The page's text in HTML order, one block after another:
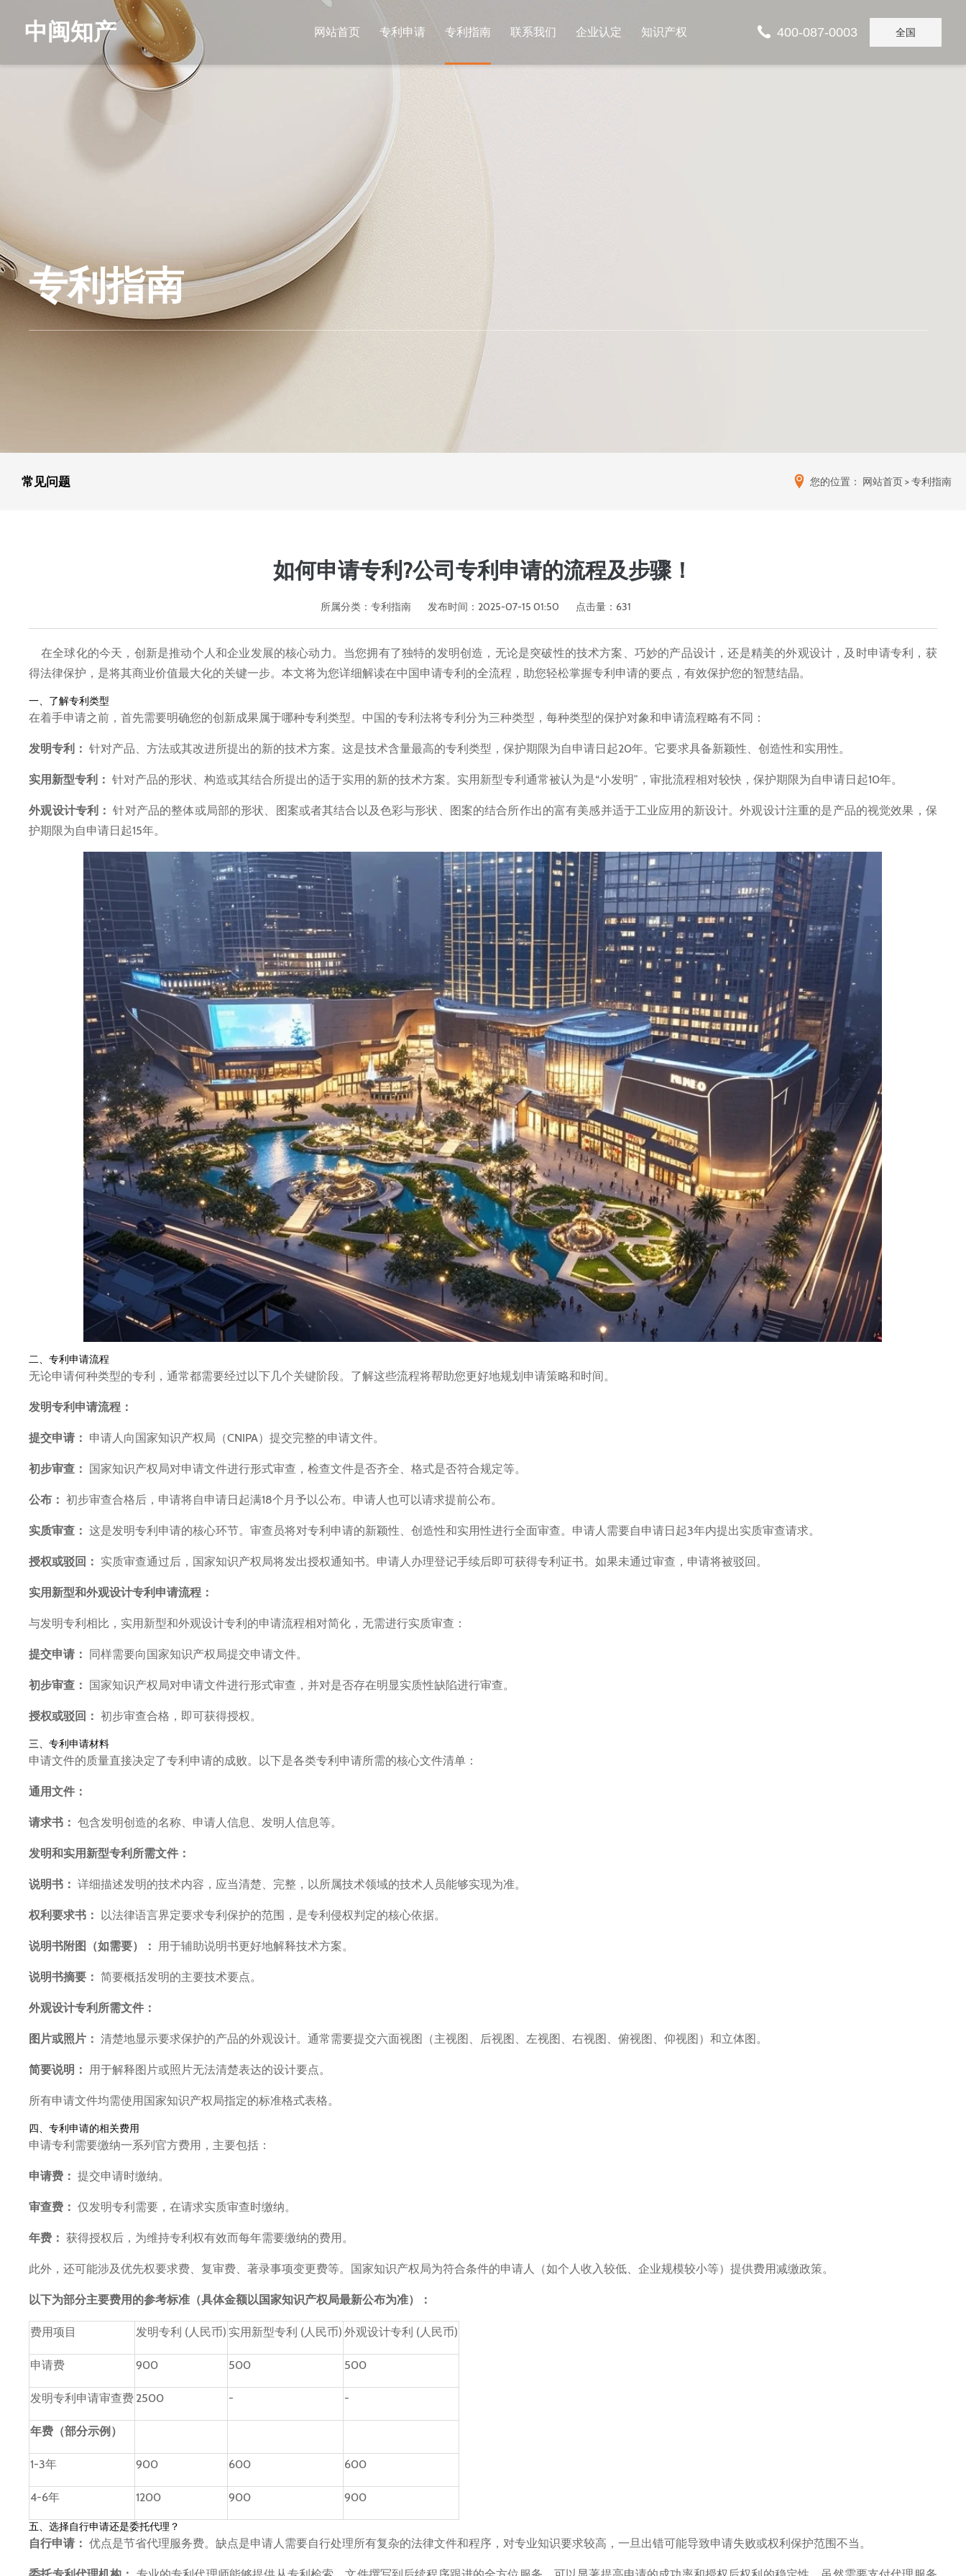
中闽知产 网站首页 专利申请 专利指南 联系我们 企业认定 知识产权 400-087-0003 全国
专利指南
常见问题 您的位置： 网站首页>专利指南
如何申请专利?公司专利申请的流程及步骤！
所属分类： 专利指南 发布时间：2025-07-15 01:50 点击量： 631
在全球化的今天，创新是推动个人和企业发展的核心动力。当您拥有了独特的发明创造，无论是突破性的技术方案、巧妙的产品设计，还是精美的外观设计，及时申请专利，获
得法律保护，是将其商业价值最大化的关键一步。本文将为您详细解读在中国申请专利的全流程，助您轻松掌握专利申请的要点，有效保护您的智慧结晶。
一、了解专利类型
在着手申请之前，首先需要明确您的创新成果属于哪种专利类型。中国的专利法将专利分为三种类型，每种类型的保护对象和申请流程略有不同：
发明专利： 针对产品、方法或其改进所提出的新的技术方案。这是技术含量最高的专利类型，保护期限为自申请日起20年。它要求具备新颖性、创造性和实用性。
实用新型专利： 针对产品的形状、构造或其结合所提出的适于实用的新的技术方案。实用新型专利通常被认为是“小发明”，审批流程相对较快，保护期限为自申请日起10年。
外观设计专利： 针对产品的整体或局部的形状、图案或者其结合以及色彩与形状、图案的结合所作出的富有美感并适于工业应用的新设计。外观设计注重的是产品的视觉效果，保
护期限为自申请日起15年。
二、专利申请流程
无论申请何种类型的专利，通常都需要经过以下几个关键阶段。了解这些流程将帮助您更好地规划申请策略和时间。
发明专利申请流程：
提交申请： 申请人向国家知识产权局（CNIPA）提交完整的申请文件。
初步审查： 国家知识产权局对申请文件进行形式审查，检查文件是否齐全、格式是否符合规定等。
公布： 初步审查合格后，申请将自申请日起满18个月予以公布。申请人也可以请求提前公布。
实质审查： 这是发明专利申请的核心环节。审查员将对专利申请的新颖性、创造性和实用性进行全面审查。申请人需要自申请日起3年内提出实质审查请求。
授权或驳回： 实质审查通过后，国家知识产权局将发出授权通知书。申请人办理登记手续后即可获得专利证书。如果未通过审查，申请将被驳回。
实用新型和外观设计专利申请流程：
与发明专利相比，实用新型和外观设计专利的申请流程相对简化，无需进行实质审查：
提交申请： 同样需要向国家知识产权局提交申请文件。
初步审查： 国家知识产权局对申请文件进行形式审查，并对是否存在明显实质性缺陷进行审查。
授权或驳回： 初步审查合格，即可获得授权。
三、专利申请材料
申请文件的质量直接决定了专利申请的成败。以下是各类专利申请所需的核心文件清单：
通用文件：
请求书： 包含发明创造的名称、申请人信息、发明人信息等。
发明和实用新型专利所需文件：
说明书： 详细描述发明的技术内容，应当清楚、完整，以所属技术领域的技术人员能够实现为准。
权利要求书： 以法律语言界定要求专利保护的范围，是专利侵权判定的核心依据。
说明书附图（如需要）： 用于辅助说明书更好地解释技术方案。
说明书摘要： 简要概括发明的主要技术要点。
外观设计专利所需文件：
图片或照片： 清楚地显示要求保护的产品的外观设计。通常需要提交六面视图（主视图、后视图、左视图、右视图、俯视图、仰视图）和立体图。
简要说明： 用于解释图片或照片无法清楚表达的设计要点。
所有申请文件均需使用国家知识产权局指定的标准格式表格。
四、专利申请的相关费用
申请专利需要缴纳一系列官方费用，主要包括：
申请费： 提交申请时缴纳。
审查费： 仅发明专利需要，在请求实质审查时缴纳。
年费： 获得授权后，为维持专利权有效而每年需要缴纳的费用。
此外，还可能涉及优先权要求费、复审费、著录事项变更费等。国家知识产权局为符合条件的申请人（如个人收入较低、企业规模较小等）提供费用减缴政策。
以下为部分主要费用的参考标准（具体金额以国家知识产权局最新公布为准）：
费用项目 发明专利 (人民币) 实用新型专利 (人民币) 外观设计专利 (人民币)
申请费 900 500 500
发明专利申请审查费 2500 - -
年费（部分示例）
1-3年 900 600 600
4-6年 1200 900 900
五、选择自行申请还是委托代理？
自行申请： 优点是节省代理服务费。缺点是申请人需要自行处理所有复杂的法律文件和程序，对专业知识要求较高，一旦出错可能导致申请失败或权利保护范围不当。